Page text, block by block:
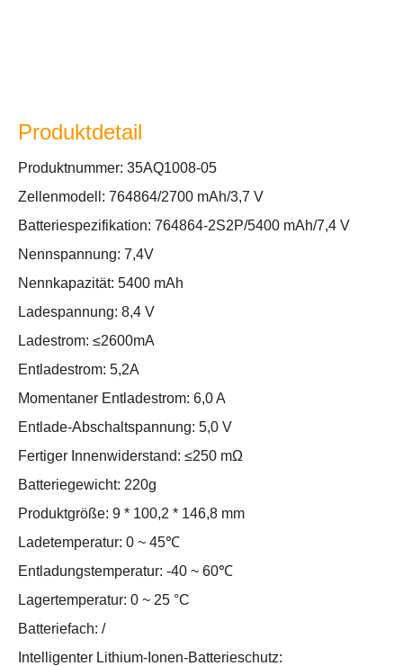
Produktdetail
Produktnummer: 35AQ1008-05
Zellenmodell: 764864/2700 mAh/3,7 V
Batteriespezifikation: 764864-2S2P/5400 mAh/7,4 V
Nennspannung: 7,4V
Nennkapazität: 5400 mAh
Ladespannung: 8,4 V
Ladestrom: ≤2600mA
Entladestrom: 5,2A
Momentaner Entladestrom: 6,0 A
Entlade-Abschaltspannung: 5,0 V
Fertiger Innenwiderstand: ≤250 mΩ
Batteriegewicht: 220g
Produktgröße: 9 * 100,2 * 146,8 mm
Ladetemperatur: 0 ~ 45℃
Entladungstemperatur: -40 ~ 60℃
Lagertemperatur: 0 ~ 25 °C
Batteriefach: /
Intelligenter Lithium-Ionen-Batterieschutz: